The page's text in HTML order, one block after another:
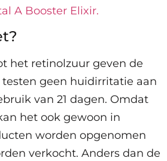
A Booster Elixir.
het retinolzuur geven de
geen huidirritatie aan
van 21 dagen. Omdat
het ook gewoon in
worden opgenomen
verkocht. Anders dan de